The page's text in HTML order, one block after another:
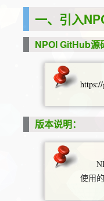
一、引入
NPOI GitHub源
版本说明：
使用